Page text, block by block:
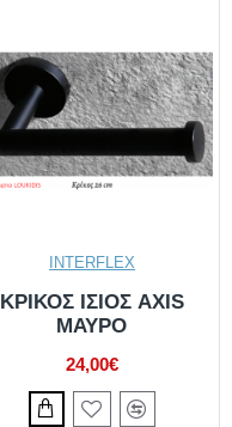
INTERFLEX
ΚΡΙΚΟΣ ΙΣΙOΣ AXIS
MAYPO
24,00€